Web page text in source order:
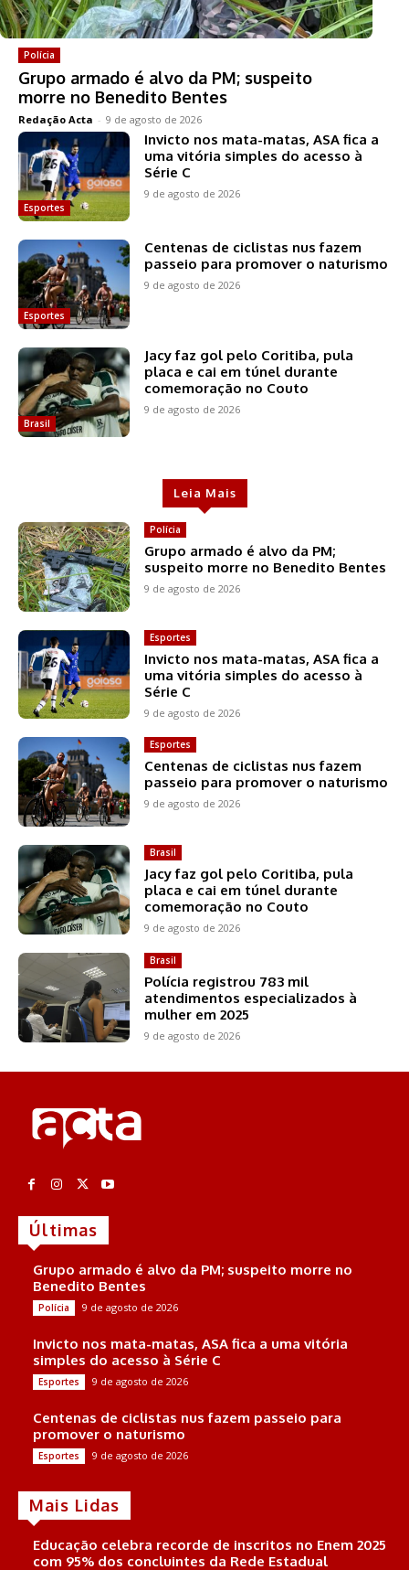
Polícia
Grupo armado é alvo da PM; suspeito
morre no Benedito Bentes
Redação Acta - 9 de agosto de 2026
Esportes
Invicto nos mata-matas, ASA fica a
uma vitória simples do acesso à
Série C
9 de agosto de 2026
Esportes
Centenas de ciclistas nus fazem
passeio para promover o naturismo
9 de agosto de 2026
Brasil
Jacy faz gol pelo Coritiba, pula
placa e cai em túnel durante
comemoração no Couto
9 de agosto de 2026
Leia Mais
Polícia
Grupo armado é alvo da PM;
suspeito morre no Benedito Bentes
9 de agosto de 2026
Esportes
Invicto nos mata-matas, ASA fica a
uma vitória simples do acesso à
Série C
9 de agosto de 2026
Esportes
Centenas de ciclistas nus fazem
passeio para promover o naturismo
9 de agosto de 2026
Brasil
Jacy faz gol pelo Coritiba, pula
placa e cai em túnel durante
comemoração no Couto
9 de agosto de 2026
Brasil
Polícia registrou 783 mil
atendimentos especializados à
mulher em 2025
9 de agosto de 2026
Últimas
Grupo armado é alvo da PM; suspeito morre no
Benedito Bentes
Polícia 9 de agosto de 2026
Invicto nos mata-matas, ASA fica a uma vitória
simples do acesso à Série C
Esportes 9 de agosto de 2026
Centenas de ciclistas nus fazem passeio para
promover o naturismo
Esportes 9 de agosto de 2026
Mais Lidas
Educação celebra recorde de inscritos no Enem 2025
com 95% dos concluintes da Rede Estadual